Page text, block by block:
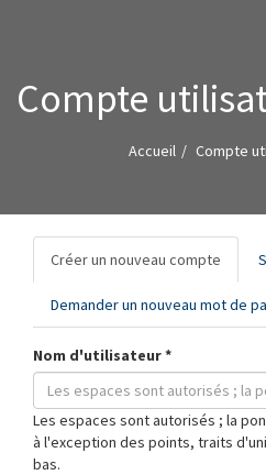
Compte
Accueil Compte
Onglets
principaux
Créer un nouveau compte
actif)
Demander un nouveau mot de
Nom d'utilisateur*
Les espaces sont autorisés ; la
à l'exception des points, traits
bas.